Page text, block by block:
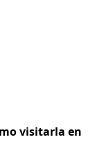
visitarla en